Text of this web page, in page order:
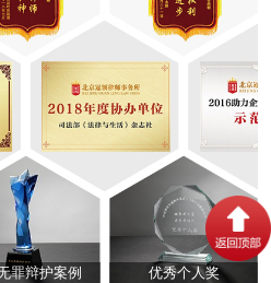
罪辩护案例 优秀个人奖